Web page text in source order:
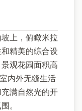
上，俯瞰米拉
精美的综合设
观花园面积高
内外无缝生活
满自然光的开
。